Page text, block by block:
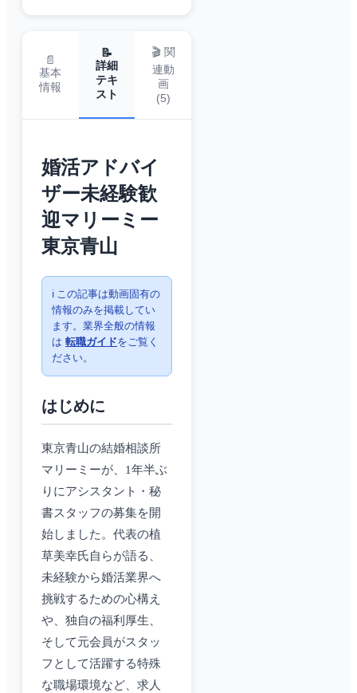
📄
基本
情報
📝
詳細
テキ
スト
🎬 関
連動
画
(5)
婚活アドバイ
ザー未経験歓
迎マリーミー
東京青山
ℹ️ この記事は動画固有の
情報のみを掲載してい
ます。業界全般の情報
は 転職ガイドをご覧く
ださい。
はじめに
東京青山の結婚相談所
マリーミーが、1年半ぶ
りにアシスタント・秘
書スタッフの募集を開
始しました。代表の植
草美幸氏自らが語る、
未経験から婚活業界へ
挑戦するための心構え
や、独自の福利厚生、
そして元会員がスタッ
フとして活躍する特殊
な職場環境など、求人